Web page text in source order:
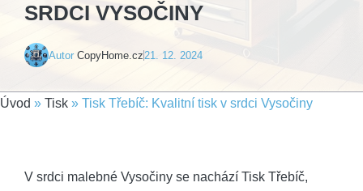
SRDCI VYSOČINY
Autor CopyHome.cz 21. 12. 2024
Úvod » Tisk » Tisk Třebíč: Kvalitní tisk v srdci Vysočiny
V srdci malebné Vysočiny se nachází Tisk Třebíč,